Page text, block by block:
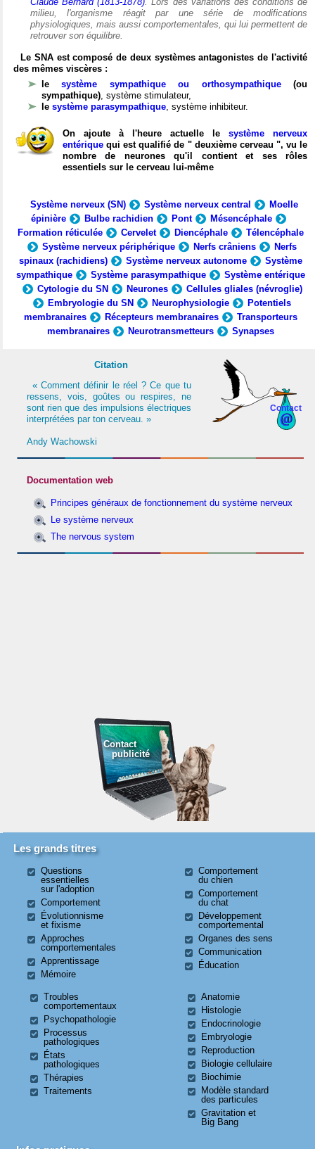
milieu, l'organisme réagit par une série de modifications
physiologiques, mais aussi comportementales, qui lui permettent de
retrouver son équilibre.
Le SNA est composé de deux systèmes antagonistes de l'activité
des mêmes viscères :
lesystème sympathique ou orthosympathique(ou
sympathique), système stimulateur,
le système parasympathique, système inhibiteur.
On ajoute à l'heure actuelle le système nerveux
entérique qui est qualifié de " deuxième cerveau ", vu le
nombre de neurones qu'il contient et ses rôles
essentiels sur le cerveau lui-même
Système nerveux (SN) Système nerveux central
Moelle
épinière
Bulbe rachidien Pont
Mésencéphale
Formation réticulée
Cervelet Diencéphale
Télencéphale
Système nerveux périphérique
Nerfs crâniens
Nerfs
spinaux (rachidiens)
Système nerveux autonome
Système
sympathique
Système parasympathique
Système entérique
Cytologie du SN
Neurones
Cellules gliales (névroglie)
Embryologie du SN
Neurophysiologie
Potentiels
membranaires
Récepteurs membranaires
Transporteurs
membranaires
Neurotransmetteurs Synapses
Contact
Citation
« Comment définir le réel ? Ce que tu
ressens, vois, goûtes ou respires, ne
sont rien que des impulsions électriques
interprétées par ton cerveau. »
Andy Wachowski
Documentation web
Principes généraux de fonctionnement du système nerveux
Le système nerveux
The nervous system
Contact
publicité
Les grands titres
Questions
essentielles
sur l'adoption
Comportement
Évolutionnisme
et fixisme
Approches
comportementales
Apprentissage
Mémoire
Comportement
du chien
Comportement
du chat
Développement
comportemental
Organes des sens
Communication
Éducation
Troubles
comportementaux
Psychopathologie
Processus
pathologiques
États
pathologiques
Thérapies
Traitements
Anatomie
Histologie
Endocrinologie
Embryologie
Reproduction
Biologie cellulaire
Biochimie
Modèle standard
des particules
Gravitation et
Big Bang